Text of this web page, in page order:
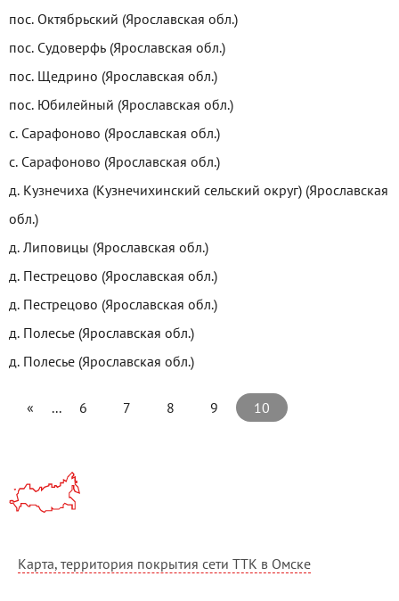
пос. Октябрьский (Ярославская обл.)
пос. Судоверфь (Ярославская обл.)
пос. Щедрино (Ярославская обл.)
пос. Юбилейный (Ярославская обл.)
с. Сарафоново (Ярославская обл.)
с. Сарафоново (Ярославская обл.)
д. Кузнечиха (Кузнечихинский сельский округ) (Ярославская
обл.)
д. Липовицы (Ярославская обл.)
д. Пестрецово (Ярославская обл.)
д. Пестрецово (Ярославская обл.)
д. Полесье (Ярославская обл.)
д. Полесье (Ярославская обл.)
« ... 6 7 8 9 10
Карта, территория покрытия сети ТТК в Омске